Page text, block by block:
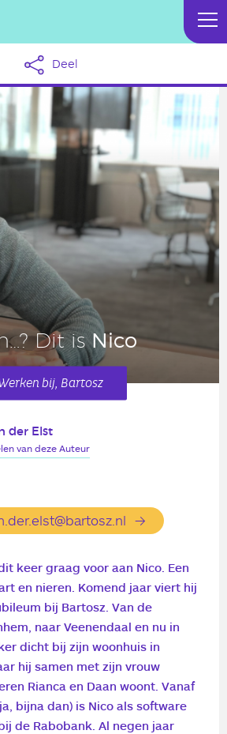
Deel
Dit isNico
bij, Bartosz
keer graag voor aan Nico. Een
en nieren. Komend jaar viert hij
bij Bartosz. Van de
naar Veenendaal en nu in
dicht bij zijn woonhuis in
hij samen met zijn vrouw
Rianca en Daan woont. Vanaf
bijna dan) is Nico als software
de Rabobank. Al negen jaar
der Elst
van deze Auteur